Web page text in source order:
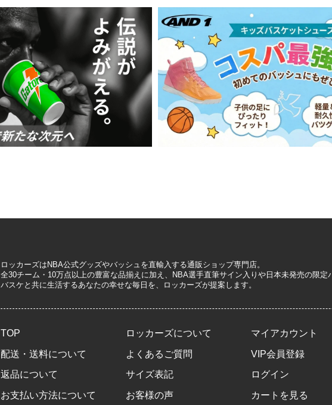
ロッカーズはNBA公式グッズやバッシュを直輸入する通販ショップ専門店。
全30チーム・10万点以上の豊富な品揃えに加え、NBA選手直筆サイン入りや日本未発売の限
バスケと共に生活するあなたの幸せな毎日を、ロッカーズが提案します。
TOP
配送・送料について
返品について
お支払い方法について
ロッカーズについて
よくあるご質問
サイズ表記
お客様の声
マイアカウント
VIP会員登録
ログイン
カートを見る